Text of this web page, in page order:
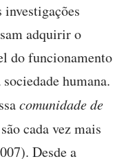
investigações
adquirir o
do funcionamento
humana.
comunidade de
são cada vez mais
Desde a